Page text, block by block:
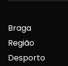
Braga
Região
Desporto